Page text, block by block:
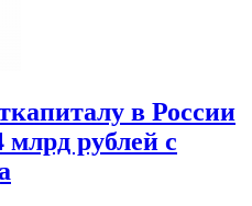
в России
рублей с